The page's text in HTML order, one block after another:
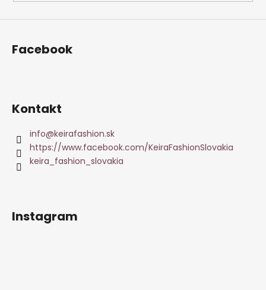
Facebook
Kontakt
info@keirafashion.sk
https://www.facebook.com/KeiraFashionSlovakia
keira_fashion_slovakia
Instagram